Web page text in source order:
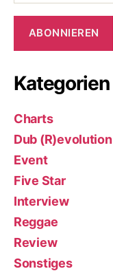
Adresse
ABONNIEREN
Kategorien
Charts
Dub (R)evolution
Event
Five Star
Interview
Reggae
Review
Sonstiges